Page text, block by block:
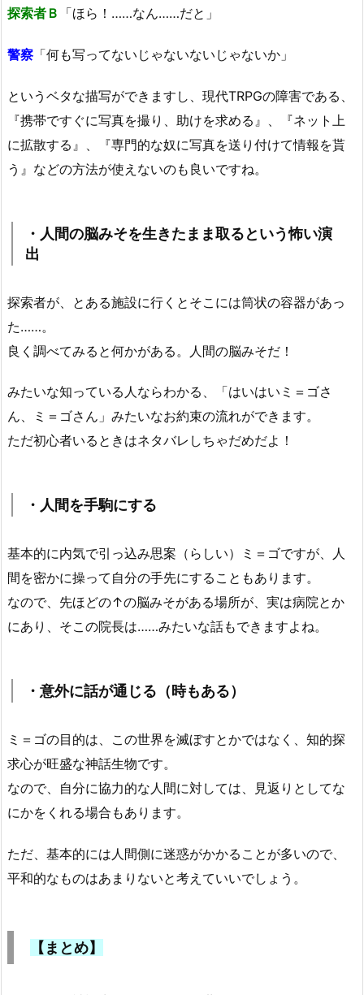
探索者Ｂ 「ほら！……なん……だと」
警察 「何も写ってないじゃないないじゃないか」
というベタな描写ができますし、現代TRPGの障害である、
『携帯ですぐに写真を撮り、助けを求める』、『ネット上
に拡散する』、『専門的な奴に写真を送り付けて情報を貰
う』などの方法が使えないのも良いですね。
・人間の脳みそを生きたまま取るという怖い演
出
探索者が、とある施設に行くとそこには筒状の容器があっ
た……。
良く調べてみると何かがある。人間の脳みそだ！
みたいな知っている人ならわかる、「はいはいミ＝ゴさ
ん、ミ＝ゴさん」みたいなお約束の流れができます。
ただ初心者いるときはネタバレしちゃだめだよ！
・人間を手駒にする
基本的に内気で引っ込み思案（らしい）ミ＝ゴですが、人
間を密かに操って自分の手先にすることもあります。
なので、先ほどの↑の脳みそがある場所が、実は病院とか
にあり、そこの院長は……みたいな話もできますよね。
・意外に話が通じる（時もある）
ミ＝ゴの目的は、この世界を滅ぼすとかではなく、知的探
求心が旺盛な神話生物です。
なので、自分に協力的な人間に対しては、見返りとしてな
にかをくれる場合もあります。
ただ、基本的には人間側に迷惑がかかることが多いので、
平和的なものはあまりないと考えていいでしょう。
【まとめ】